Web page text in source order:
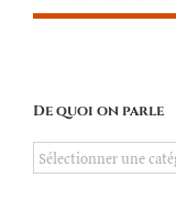
De quoi on parle
De